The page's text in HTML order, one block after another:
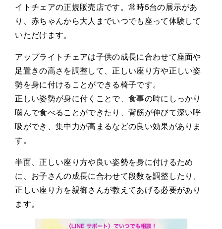
イトチェアの正規販売店です。常時5台の展示があ
り、赤ちゃんから大人までいつでも座って体験して
いただけます。
アップライトチェアは子供の成長に合わせて座面や
足置きの高さを調整して、正しい座り方や正しい姿
勢を身に付けることができる椅子です。
正しい姿勢が身に付くことで、食事の時にしっかり
噛んで食べることができたり、背筋が伸びて深い呼
吸ができ、集中力が高まるなどの良い効果がありま
す。
半面、正しい座り方や良い姿勢を身に付けるため
に、お子さんの成長に合わせて段数を調整したり、
正しい座り方を親御さんが教えてあげる必要があり
ます。